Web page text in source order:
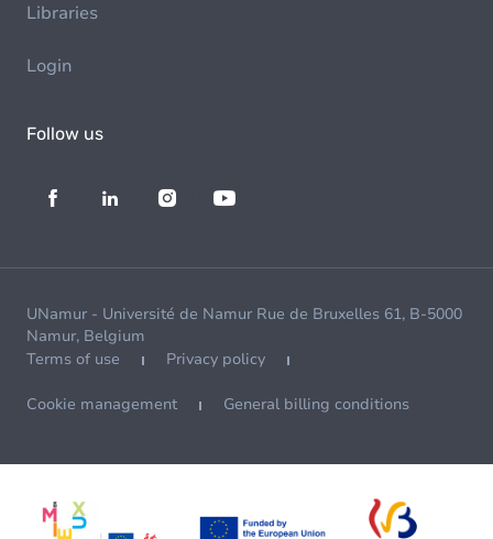
Libraries
Login
Follow us
UNamur - Université de Namur Rue de Bruxelles 61, B-5000
Namur, Belgium
Terms of use
Privacy policy
Cookie management General billing conditions